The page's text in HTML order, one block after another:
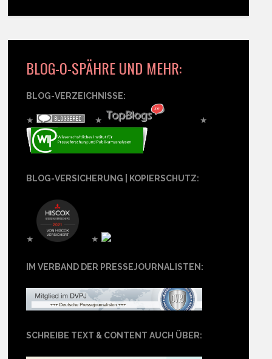
BLOG-O-SPÄHRE UND MEHR:
BLOG-VERZEICHNISSE:
★ ★ ★
BLOG-VERSICHERUNG | KOPIERSCHUTZ:
★ ★
IM VERBAND DER PRESSEJOURNALISTEN:
SCHREIBE TEXT & CONTENT AUCH ÜBER: